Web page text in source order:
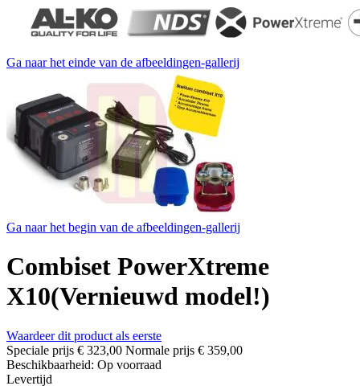
Ga naar het einde van de afbeeldingen-gallerij
Ga naar het begin van de afbeeldingen-gallerij
Combiset PowerXtreme
X10(Vernieuwd model!)
Waardeer dit product als eerste
Speciale prijs € 323,00 Normale prijs € 359,00
Beschikbaarheid: Op voorraad
Levertijd